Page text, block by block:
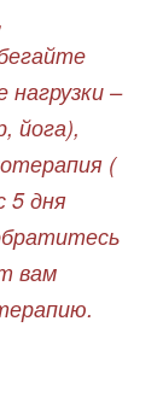
–
йога),
(
5 дня
вам